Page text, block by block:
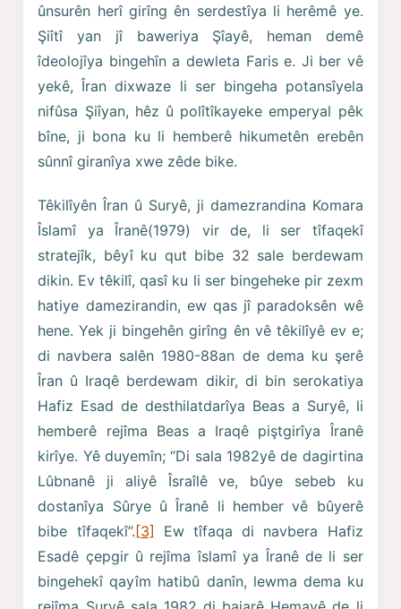
ûnsurên herî girîng ên serdestîya li herêmê ye.
Şiîtî yan jî baweriya Şîayê, heman demê
îdeolojîya bingehîn a dewleta Faris e. Ji ber vê
yekê, Îran dixwaze li ser bingeha potansîyela
nifûsa Şiîyan, hêz û polîtîkayeke emperyal pêk
bîne, ji bona ku li hemberê hikumetên erebên
sûnnî giranîya xwe zêde bike.
Têkilîyên Îran û Suryê, ji damezrandina Komara
Îslamî ya Îranê(1979) vir de, li ser tîfaqekî
stratejîk, bêyî ku qut bibe 32 sale berdewam
dikin. Ev têkilî, qasî ku li ser bingeheke pir zexm
hatiye damezirandin, ew qas jî paradoksên wê
hene. Yek ji bingehên girîng ên vê têkilîyê ev e;
di navbera salên 1980-88an de dema ku şerê
Îran û Iraqê berdewam dikir, di bin serokatiya
Hafiz Esad de desthilatdarîya Beas a Suryê, li
hemberê rejîma Beas a Iraqê piştgirîya Îranê
kirîye. Yê duyemîn; “Di sala 1982yê de dagirtina
Lûbnanê ji aliyê Îsraîlê ve, bûye sebeb ku
dostanîya Sûrye û Îranê li hember vê bûyerê
bibe tîfaqekî”. [3]
Ew tîfaqa di navbera Hafiz
Esadê çepgir û rejîma îslamî ya Îranê de li ser
bingehekî qayîm hatibû danîn, lewma dema ku